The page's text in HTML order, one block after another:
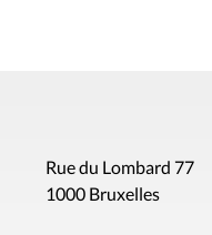
Rue du Lombard 77
1000 Bruxelles